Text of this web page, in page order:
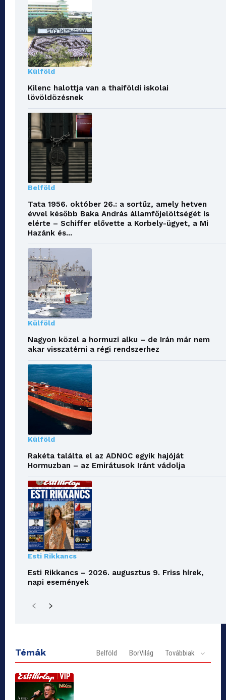
Külföld
Kilenc halottja van a thaiföldi iskolai
lövöldözésnek
Belföld
Tata 1956. október 26.: a sortűz, amely hetven
évvel később Baka András államfőjelöltségét is
elérte – Schiffer elővette a Korbely-ügyet, a Mi
Hazánk és...
Külföld
Nagyon közel a hormuzi alku – de Irán már nem
akar visszatérni a régi rendszerhez
Külföld
Rakéta találta el az ADNOC egyik hajóját
Hormuzban – az Emirátusok Iránt vádolja
Esti Rikkancs
Esti Rikkancs – 2026. augusztus 9. Friss hírek,
napi események
Témák Belföld BorVilág Továbbiak